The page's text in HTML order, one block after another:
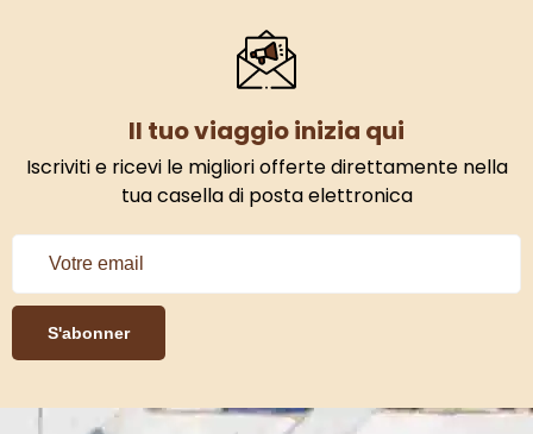
Il tuo viaggio inizia qui
Iscriviti e ricevi le migliori offerte direttamente nella
tua casella di posta elettronica
S'abonner